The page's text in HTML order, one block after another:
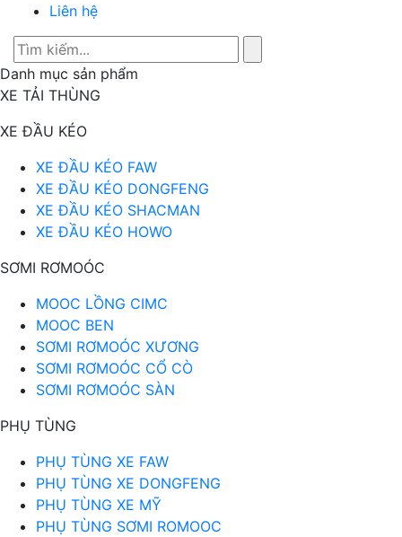
Liên hệ
Danh mục sản phẩm
XE TẢI THÙNG
XE ĐẦU KÉO
XE ĐẦU KÉO FAW
XE ĐẦU KÉO DONGFENG
XE ĐẦU KÉO SHACMAN
XE ĐẦU KÉO HOWO
SƠMI RƠMOÓC
MOOC LỒNG CIMC
MOOC BEN
SƠMI RƠMOÓC XƯƠNG
SƠMI RƠMOÓC CỔ CÒ
SƠMI RƠMOÓC SÀN
PHỤ TÙNG
PHỤ TÙNG XE FAW
PHỤ TÙNG XE DONGFENG
PHỤ TÙNG XE MỸ
PHỤ TÙNG SƠMI ROMOOC